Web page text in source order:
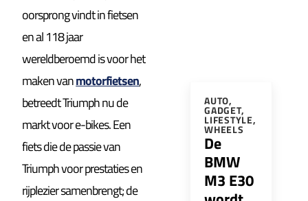
oorsprong vindt in fietsen
en al 118 jaar
wereldberoemd is voor het
maken vanmotorfietsen,
betreedt Triumph nu de
markt voor e-bikes. Een
fiets die de passie van
Triumph voor prestaties en
rijplezier samenbrengt; de
AUTO,
GADGET,
LIFESTYLE,
WHEELS
De
BMW
M3 E30